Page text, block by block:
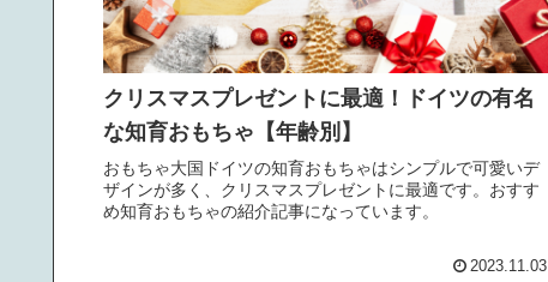
クリスマスプレゼントに最適！ドイツの有名
な知育おもちゃ【年齢別】
おもちゃ大国ドイツの知育おもちゃはシンプルで可愛いデ
ザインが多く、クリスマスプレゼントに最適です。おすす
め知育おもちゃの紹介記事になっています。
2023.11.03